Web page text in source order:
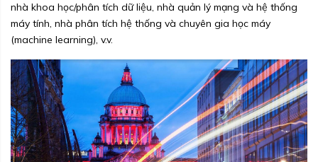
nhà khoa học/phân tích dữ liệu, nhà quản lý mạng và hệ thống
máy tính, nhà phân tích hệ thống và chuyên gia học máy
(machine learning), v.v.